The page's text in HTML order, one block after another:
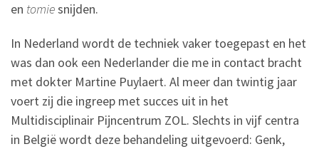
en tomiesnijden.
In Nederland wordt de techniek vaker toegepast en het
was dan ook een Nederlander die me in contact bracht
met dokter Martine Puylaert. Al meer dan twintig jaar
voert zij die ingreep met succes uit in het
Multidisciplinair Pijncentrum ZOL. Slechts in vijf centra
in België wordt deze behandeling uitgevoerd: Genk,